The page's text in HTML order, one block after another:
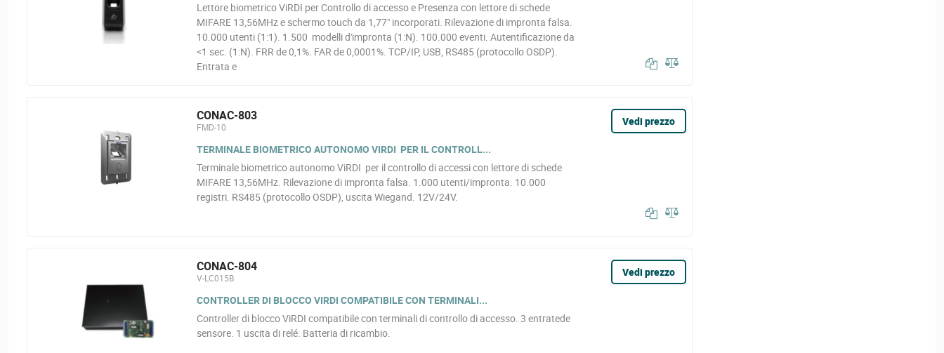
Lettore biometrico ViRDI per Controllo di accesso e Presenza con lettore di schede
MIFARE 13,56MHz e schermo touch da 1,77" incorporati. Rilevazione di impronta falsa.
10.000 utenti (1:1). 1.500 modelli d'impronta (1:N). 100.000 eventi. Autentificazione da
<1 sec. (1:N). FRR de 0,1%. FAR de 0,0001%. TCP/IP, USB, RS485 (protocollo OSDP).
Entrata e
CONAC-803
FMD-10
TERMINALE BIOMETRICO AUTONOMO VIRDI PER IL CONTROLL...
Terminale biometrico autonomo ViRDI per il controllo di accessi con lettore di schede
MIFARE 13,56MHz. Rilevazione di impronta falsa. 1.000 utenti/impronta. 10.000
registri. RS485 (protocollo OSDP), uscita Wiegand. 12V/24V.
Vedi prezzo
CONAC-804
V-LC015B
CONTROLLER DI BLOCCO VIRDI COMPATIBILE CON TERMINALI...
Controller di blocco ViRDI compatibile con terminali di controllo di accesso. 3 entratede
sensore. 1 uscita di relé. Batteria di ricambio.
Vedi prezzo